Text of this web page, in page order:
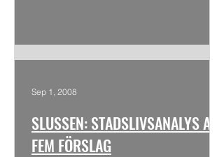
SLUSSEN: STADSLIVSANALYS AV
FEM FÖRSLAG
Sep 1, 2008